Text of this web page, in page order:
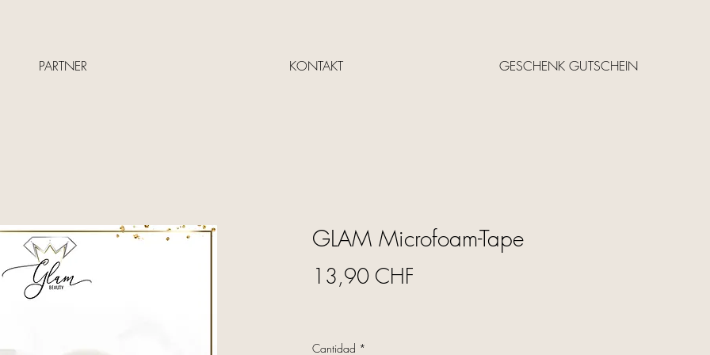
PARTNER KONTAKT GESCHENK GUTSCHEIN
GLAM Microfoam-Tape
13,90 CHF
Cantidad *